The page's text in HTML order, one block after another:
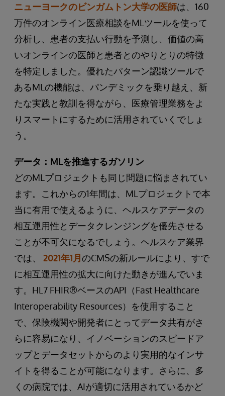
ニューヨークのビンガムトン大学の医師は、160
万件のオンライン医療相談をMLツールを使って
分析し、患者の支払い行動を予測し、価値の高
いオンラインの医師と患者とのやりとりの特徴
を特定しました。優れたパターン認識ツールで
あるMLの機能は、パンデミックを乗り越え、新
たな実践と教訓を得ながら、医療管理業務をよ
りスマートにするために活用されていくでしょ
う。
データ：MLを推進するガソリン
どのMLプロジェクトも同じ問題に悩まされてい
ます。これからの1年間は、MLプロジェクトで本
当に有用で使えるように、ヘルスケアデータの
相互運用性とデータクレンジングを優先させる
ことが不可欠になるでしょう。ヘルスケア業界
では、 2021年1月のCMSの新ルールにより、すで
に相互運用性の拡大に向けた動きが進んでいま
す。HL7 FHIR®ベースのAPI（Fast Healthcare
Interoperability Resources）を使用すること
で、保険機関や開発者にとってデータ共有がさ
らに容易になり、イノベーションのスピードア
ップとデータセットからのより実用的なインサ
イトを得ることが可能になります。さらに、多
くの病院では、AIが適切に活用されているかど